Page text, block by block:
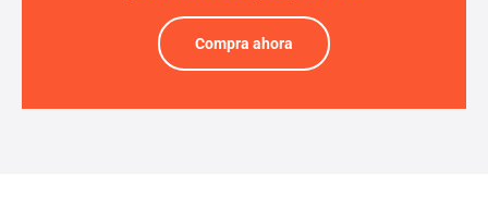
Compra ahora